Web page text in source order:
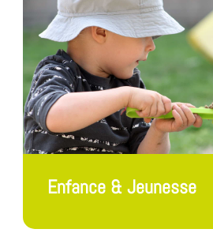
Enfance & Jeunesse